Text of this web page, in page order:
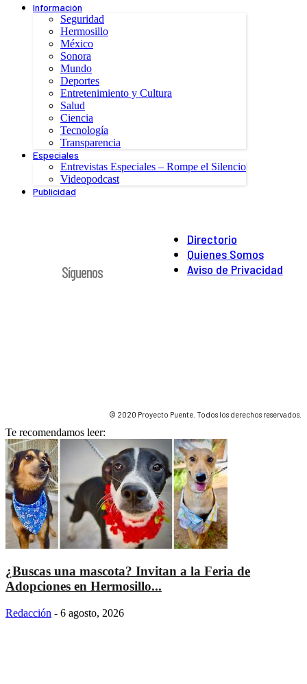
Información
Seguridad
Hermosillo
México
Sonora
Mundo
Deportes
Entretenimiento y Cultura
Salud
Ciencia
Tecnología
Transparencia
Especiales
Entrevistas Especiales – Rompe el Silencio
Videopodcast
Publicidad
Directorio
Quienes Somos
Aviso de Privacidad
Síguenos
© 2020 Proyecto Puente. Todos los derechos reservados.
Te recomendamos leer:
¿Buscas una mascota? Invitan a la Feria de
Adopciones en Hermosillo...
Redacción - 6 agosto, 2026